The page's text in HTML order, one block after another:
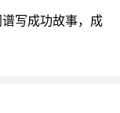
写成功故事，成